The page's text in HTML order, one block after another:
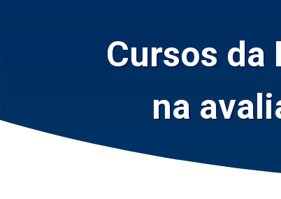
Cursos da
na